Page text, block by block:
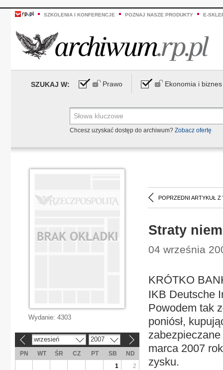
SZKOLENIA I KONFERENCJE POZNAJ NASZE PRODUKTY E-
SZUKAJ W: Prawo Ekonomia i biznes
Chcesz uzyskać dostęp do archiwum? Zobacz ofertę
POPRZEDNI ARTYKUŁ Z
Straty
04 września
KRÓTKO
IKB Deutsche
Powodem tak
poniósł,
marca 2007
zysku.
Wydanie: 4303
wrzesień 2007
PN WT ŚR CZ PT SB
ND
1
2